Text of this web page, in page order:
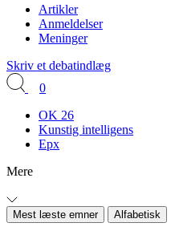
Artikler
Anmeldelser
Meninger
Skriv et debatindlæg
0
OK 26
Kunstig intelligens
Epx
Mere
Mest læste emner Alfabetisk